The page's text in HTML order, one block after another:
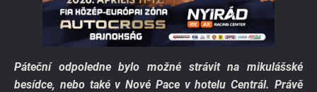
Páteční odpoledne bylo možné strávit na mikulášské
besídce, nebo také v Nové Pace v hotelu Centrál. Právě